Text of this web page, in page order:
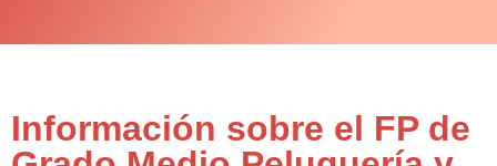
Información sobre el FP de